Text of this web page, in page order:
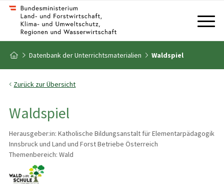
Zum Inhalt
Zum Inhaltsverzeichnis
Zur Startseite
Datenbank der Unterrichtsmaterialien Waldspiel
Zurück zur Übersicht
Waldspiel
Herausgeber:in: Katholische Bildungsanstalt für Elementarpädagogik
Innsbruck und Land und Forst Betriebe Österreich
Themenbereich: Wald